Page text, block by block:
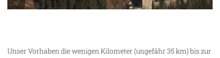
Unser Vorhaben die wenigen Kilometer (ungefähr 35 km) bis zur